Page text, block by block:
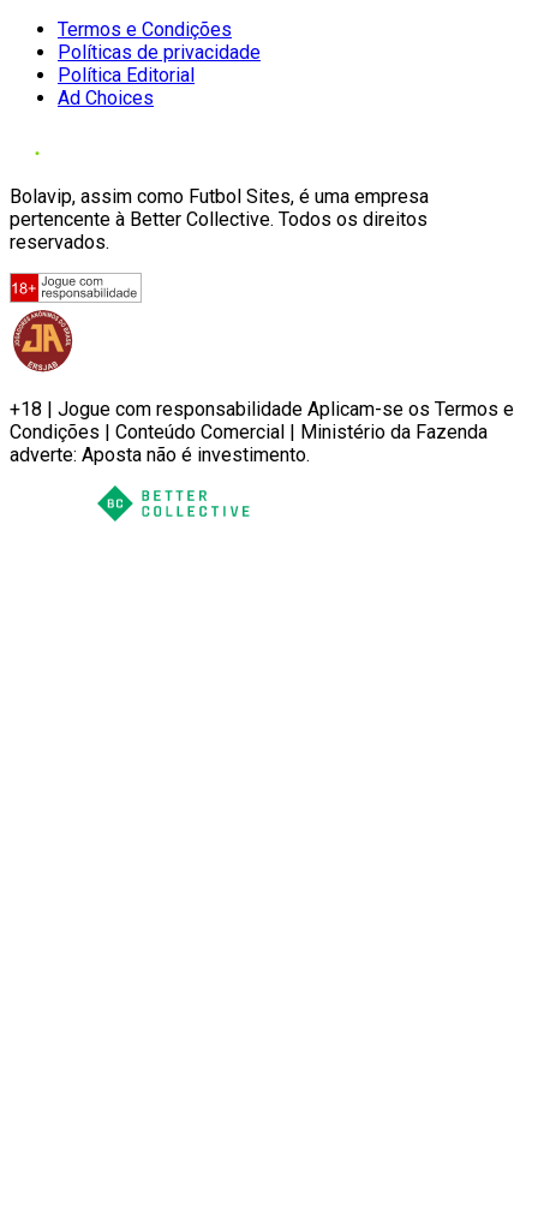
Termos e Condições
Políticas de privacidade
Política Editorial
Ad Choices
Bolavip, assim como Futbol Sites, é uma empresa
pertencente à Better Collective. Todos os direitos
reservados.
+18 | Jogue com responsabilidade Aplicam-se os Termos e
Condições | Conteúdo Comercial | Ministério da Fazenda
adverte: Aposta não é investimento.